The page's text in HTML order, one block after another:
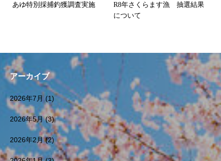
あゆ特別採捕釣獲調査実施
R8年さくらます漁 抽選結果
について
アーカイブ
2026年7月 (1)
2026年5月(3)
2026年2月(2)